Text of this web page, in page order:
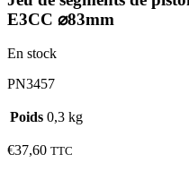
E3CC ⌀83mm
En stock
PN3457
Poids 0,3 kg
€37,60 TTC